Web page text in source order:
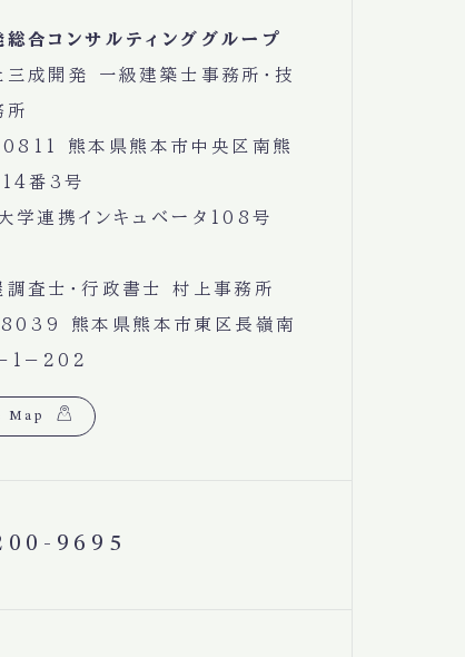
総合コンサルティンググループ
三成開発 一級建築士事務所・技
所
熊本県熊本市中央区南熊
番3号
学連携インキュベータ108号
調査士・行政書士 村上事務所
熊本県熊本市東区長嶺南
Map
9695